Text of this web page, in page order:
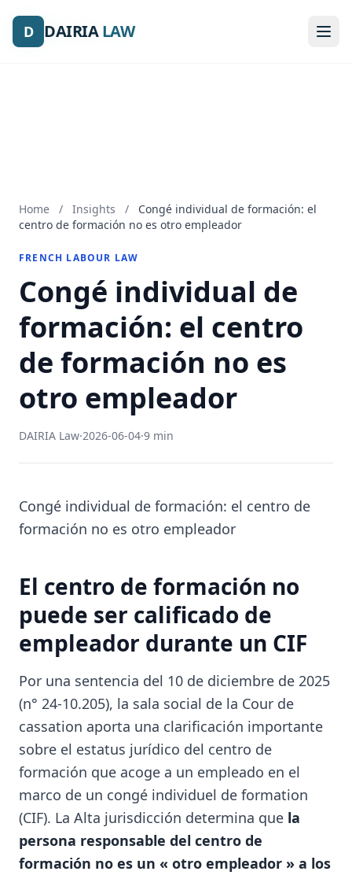
D DAIRIALAW
D DAIRIALAW
Home / Insights /
Congé individual de formación: el
centro de formación no es otro empleador
FRENCH LABOUR LAW
Congé individual de
formación: el centro
de formación no es
otro empleador
DAIRIA Law·2026-06-04·9 min
Congé individual de formación: el centro de
formación no es otro empleador
El centro de formación no
puede ser calificado de
empleador durante un CIF
Por una sentencia del 10 de diciembre de 2025
(n° 24-10.205), la sala social de la Cour de
cassation aporta una clarificación importante
sobre el estatus jurídico del centro de
formación que acoge a un empleado en el
marco de un congé individuel de formation
(CIF). La Alta jurisdicción determina que la
persona responsable del centro de
formación no es un « otro empleador » a los